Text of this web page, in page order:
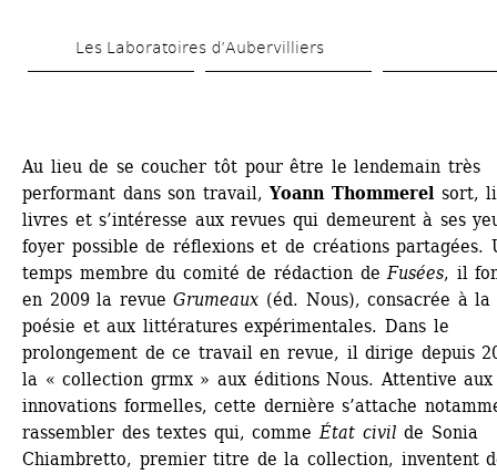
au
Les Laboratoires d’Aubervilliers
Au lieu de se coucher tôt pour être le lendemain très
performant dans son travail, Yoann Thommerelsort,
livres et s’intéresse aux revues qui demeurent à ses
foyer possible de réflexions et de créations partagées.
temps membre du comité de rédaction de Fusées, il
en 2009 la revue Grumeaux (éd. Nous), consacrée à la
poésie et aux littératures expérimentales. Dans le
prolongement de ce travail en revue, il dirige depuis
la « collection grmx » aux éditions Nous. Attentive aux
innovations formelles, cette dernière s’attache
rassembler des textes qui, comme État civil de Sonia
Chiambretto, premier titre de la collection, inventent